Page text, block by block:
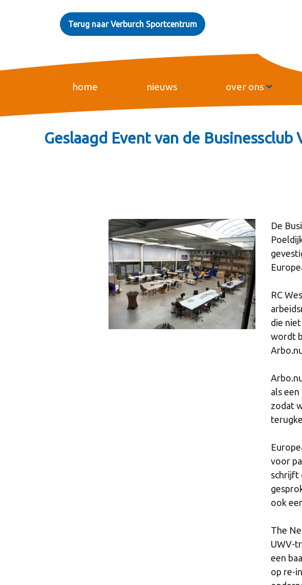
Terug naar Verburch Sportcentrum
home nieuws over ons
Geslaagd Event van de
De
RC
die
wordt
als
zodat
voor
schrijft
ook
The
UWV-
een
op re-